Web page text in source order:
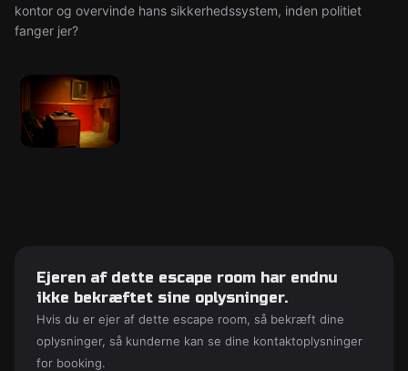
kontor og overvinde hans sikkerhedssystem, inden politiet
fanger jer?
Ejeren af dette escape room har endnu
ikke bekræftet sine oplysninger.
Hvis du er ejer af dette escape room, så bekræft dine
oplysninger, så kunderne kan se dine kontaktoplysninger
for booking.